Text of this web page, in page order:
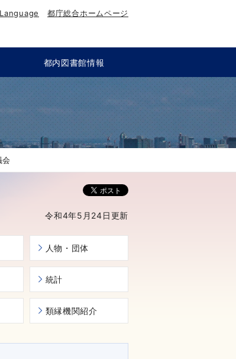
Language 都庁総合ホームページ
都内図書館情報
会
令和4年5月24日更新
人物・団体
統計
類縁機関紹介